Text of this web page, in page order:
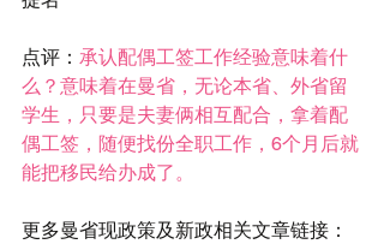
点评： 承认配偶工签工作经验意味着什
么？意味着在曼省，无论本省、外省留
学生，只要是夫妻俩相互配合，拿着配
偶工签，随便找份全职工作，6个月后就
能把移民给办成了。
更多曼省现政策及新政相关文章链接：